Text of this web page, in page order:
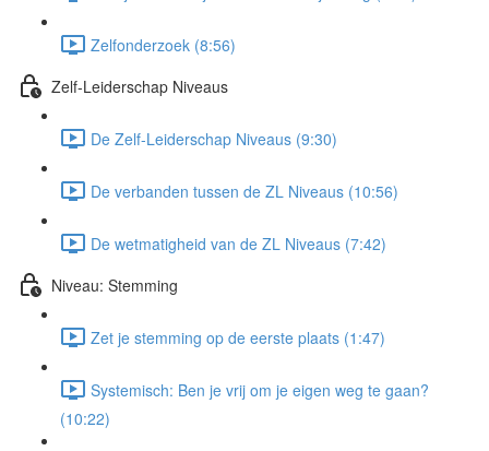
Zelfonderzoek (8:56)
Zelf-Leiderschap Niveaus
De Zelf-Leiderschap Niveaus (9:30)
De verbanden tussen de ZL Niveaus (10:56)
De wetmatigheid van de ZL Niveaus (7:42)
Niveau: Stemming
Zet je stemming op de eerste plaats (1:47)
Systemisch: Ben je vrij om je eigen weg te gaan?
(10:22)